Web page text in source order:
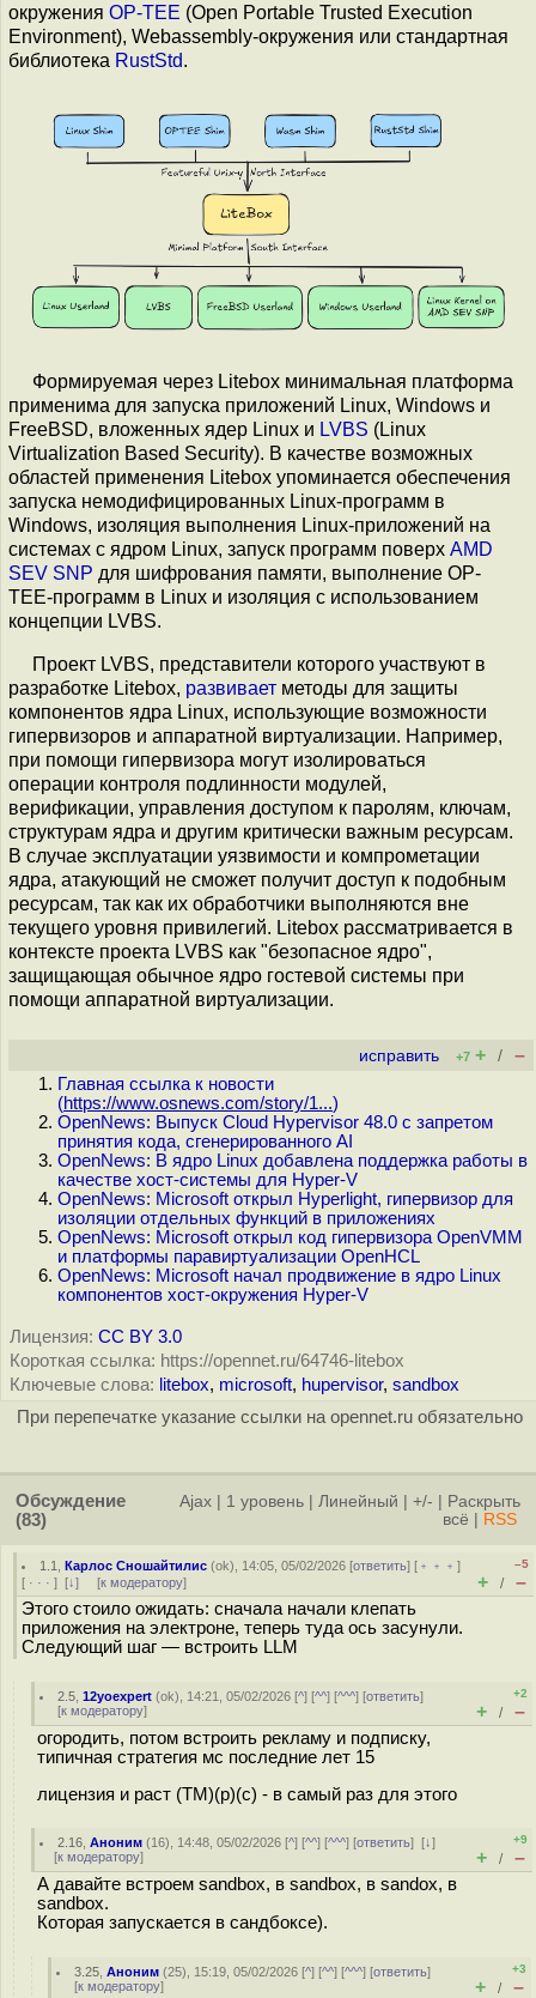
окружения OP-TEE (Open Portable Trusted Execution
Environment), Webassembly-окружения или стандартная
библиотека RustStd.
Формируемая через Litebox минимальная платформа
применима для запуска приложений Linux, Windows и
FreeBSD, вложенных ядер Linux и LVBS (Linux
Virtualization Based Security). В качестве возможных
областей применения Litebox упоминается обеспечения
запуска немодифицированных Linux-программ в
Windows, изоляция выполнения Linux-приложений на
системах с ядром Linux, запуск программ поверх AMD
SEV SNP для шифрования памяти, выполнение OP-
TEE-программ в Linux и изоляция с использованием
концепции LVBS.
Проект LVBS, представители которого участвуют в
разработке Litebox, развивает методы для защиты
компонентов ядра Linux, использующие возможности
гипервизоров и аппаратной виртуализации. Например,
при помощи гипервизора могут изолироваться
операции контроля подлинности модулей,
верификации, управления доступом к паролям, ключам,
структурам ядра и другим критически важным ресурсам.
В случае эксплуатации уязвимости и компрометации
ядра, атакующий не сможет получит доступ к подобным
ресурсам, так как их обработчики выполняются вне
текущего уровня привилегий. Litebox рассматривается в
контексте проекта LVBS как "безопасное ядро",
защищающая обычное ядро гостевой системы при
помощи аппаратной виртуализации.
исправить +7 + / –
Главная ссылка к новости
(https://www.osnews.com/story/1...)
OpenNews: Выпуск Cloud Hypervisor 48.0 с запретом
принятия кода, сгенерированного AI
OpenNews: В ядро Linux добавлена поддержка работы в
качестве хост-системы для Hyper-V
OpenNews: Microsoft открыл Hyperlight, гипервизор для
изоляции отдельных функций в приложениях
OpenNews: Microsoft открыл код гипервизора OpenVMM
и платформы паравиртуализации OpenHCL
OpenNews: Microsoft начал продвижение в ядро Linux
компонентов хост-окружения Hyper-V
Лицензия: CC BY 3.0
Короткая ссылка: https://opennet.ru/64746-litebox
Ключевые слова: litebox, microsoft, hupervisor, sandbox
При перепечатке указание ссылки на opennet.ru обязательно
Обсуждение
(83)
Ajax 1 уровень Линейный +/-
Раскрыть
всё
RSS
1.1 ,Карлос Сношайтилис (ok), 14:05, 05/02/2026 [ответить] [ ﹢﹢﹢]
[ · · · ] [↓] [к модератору]
–5
+ / –
Этого стоило ожидать: сначала начали клепать
приложения на электроне, теперь туда ось засунули.
Следующий шаг — встроить LLM
2.5 ,12yoexpert (ok), 14:21, 05/02/2026 [^] [^^] [^^^] [ответить]
[к модератору]
+2
+ / –
огородить, потом встроить рекламу и подписку,
типичная стратегия мс последние лет 15
лицензия и раст (ТМ)(р)(с) - в самый раз для этого
2.16 ,Аноним (16), 14:48, 05/02/2026 [^] [^^] [^^^] [ответить][↓]
[к модератору]
+9
+ / –
А давайте встроем sandbox, в sandbox, в sandox, в
sandbox.
Которая запускается в сандбоксе).
3.25 ,Аноним (25), 15:19, 05/02/2026 [^] [^^] [^^^] [ответить]
[к модератору]
+3
+ / –